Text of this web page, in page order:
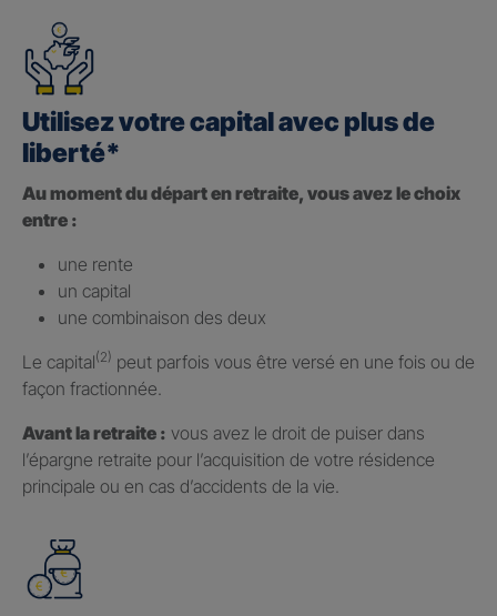
Utilisez votre capital avec plus de
liberté*
Au moment du départ en retraite, vous avez le choix
entre :
une rente
un capital
une combinaison des deux
Le capital(2) peut parfois vous être versé en une fois ou de
façon fractionnée.
Avant la retraite : vous avez le droit de puiser dans
l’épargne retraite pour l’acquisition de votre résidence
principale ou en cas d’accidents de la vie.